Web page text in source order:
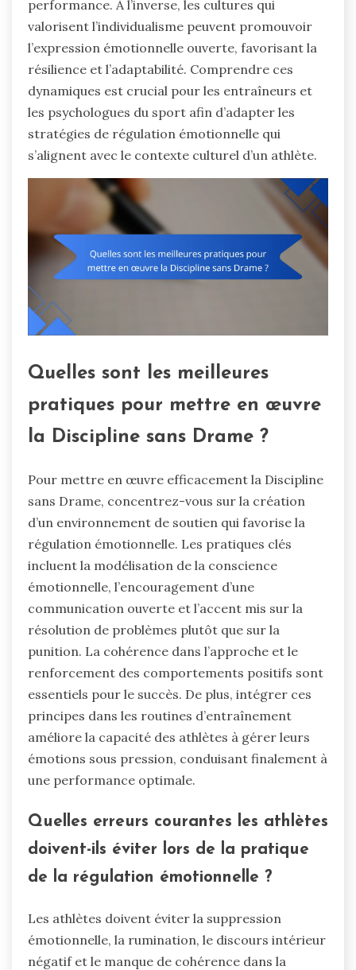
performance. À l’inverse, les cultures qui
valorisent l’individualisme peuvent promouvoir
l’expression émotionnelle ouverte, favorisant la
résilience et l’adaptabilité. Comprendre ces
dynamiques est crucial pour les entraîneurs et
les psychologues du sport afin d’adapter les
stratégies de régulation émotionnelle qui
s’alignent avec le contexte culturel d’un athlète.
Quelles sont les meilleures
pratiques pour mettre en œuvre
la Discipline sans Drame ?
Pour mettre en œuvre efficacement la Discipline
sans Drame, concentrez-vous sur la création
d’un environnement de soutien qui favorise la
régulation émotionnelle. Les pratiques clés
incluent la modélisation de la conscience
émotionnelle, l’encouragement d’une
communication ouverte et l’accent mis sur la
résolution de problèmes plutôt que sur la
punition. La cohérence dans l’approche et le
renforcement des comportements positifs sont
essentiels pour le succès. De plus, intégrer ces
principes dans les routines d’entraînement
améliore la capacité des athlètes à gérer leurs
émotions sous pression, conduisant finalement à
une performance optimale.
Quelles erreurs courantes les athlètes
doivent-ils éviter lors de la pratique
de la régulation émotionnelle ?
Les athlètes doivent éviter la suppression
émotionnelle, la rumination, le discours intérieur
négatif et le manque de cohérence dans la